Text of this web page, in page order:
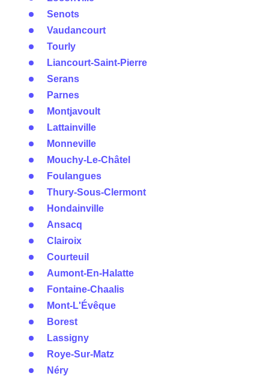
Senots
Vaudancourt
Tourly
Liancourt-Saint-Pierre
Serans
Parnes
Montjavoult
Lattainville
Monneville
Mouchy-Le-Châtel
Foulangues
Thury-Sous-Clermont
Hondainville
Ansacq
Clairoix
Courteuil
Aumont-En-Halatte
Fontaine-Chaalis
Mont-L'Évêque
Borest
Lassigny
Roye-Sur-Matz
Néry